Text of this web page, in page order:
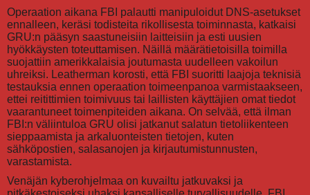
Operaation aikana FBI palautti manipuloidut DNS-asetukset
ennalleen, keräsi todisteita rikollisesta toiminnasta, katkaisi
GRU:n pääsyn saastuneisiin laitteisiin ja esti uusien
hyökkäysten toteuttamisen. Näillä määrätietoisilla toimilla
suojattiin amerikkalaisia joutumasta uudelleen vakoilun
uhreiksi. Leatherman korosti, että FBI suoritti laajoja teknisiä
testauksia ennen operaation toimeenpanoa varmistaakseen,
ettei reitittimien toimivuus tai laillisten käyttäjien omat tiedot
vaarantuneet toimenpiteiden aikana. On selvää, että ilman
FBI:n väliintuloa GRU olisi jatkanut salatun tietoliikenteen
sieppaamista ja arkaluonteisten tietojen, kuten
sähköpostien, salasanojen ja kirjautumistunnusten,
varastamista.
Venäjän kyberohjelmaa on kuvailtu jatkuvaksi ja